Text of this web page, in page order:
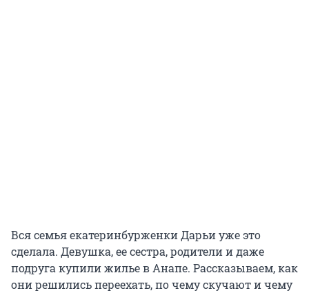
Вся семья екатеринбурженки Дарьи уже это
сделала. Девушка, ее сестра, родители и даже
подруга купили жилье в Анапе. Рассказываем, как
они решились переехать, по чему скучают и чему